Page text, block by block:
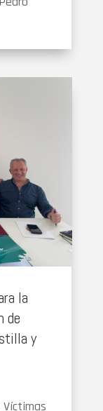
la
de
y